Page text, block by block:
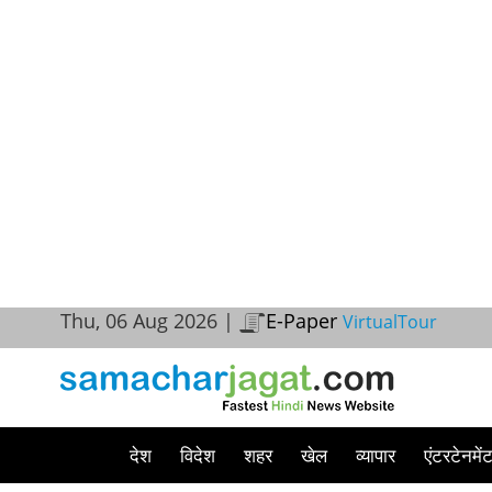
Thu, 06 Aug 2026 | E-Paper VirtualTour
देश विदेश शहर खेल व्यापार एंटरटेनमेंट